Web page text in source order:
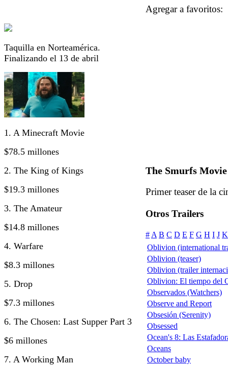
Taquilla en Norteamérica.
Finalizando el 13 de abril
1. A Minecraft Movie
$78.5 millones
2. The King of Kings
$19.3 millones
3. The Amateur
$14.8 millones
4. Warfare
$8.3 millones
5. Drop
$7.3 millones
6. The Chosen: Last Supper Part 3
$6 millones
7. A Working Man
Agregar a
The Smurfs
Primer teaser de la
Otros Trailers
# A B C D E F G H I J K
Oblivion (international
Oblivion (teaser)
Oblivion (trailer
Oblivion: El tiempo del
Observados (Watchers)
Observe and Report
Obsesión (Serenity)
Obsessed
Ocean's 8: Las
Oceans
October baby